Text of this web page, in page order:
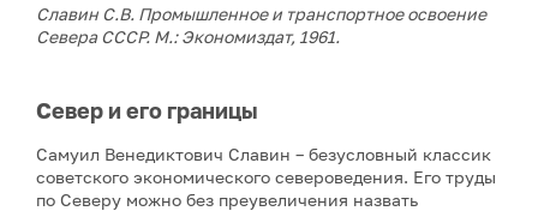
Славин С.В. Промышленное и транспортное освоение
Севера СССР. М.: Экономиздат, 1961.
Север и его границы
Самуил Венедиктович Славин – безусловный классик
советского экономического североведения. Его труды
по Северу можно без преувеличения назвать